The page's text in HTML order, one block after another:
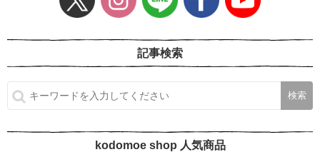
記事検索
kodomoe shop 人気商品